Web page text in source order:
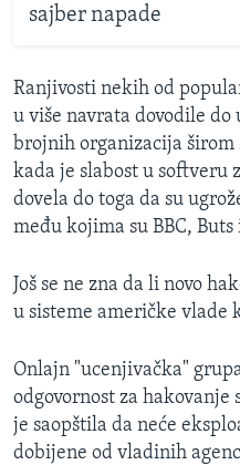
sajber napade
Ranjivosti nekih od
u više navrata dovodile do
brojnih organizacija
kada je slabost u softveru
dovela do toga da su
među kojima su BBC,
Još se ne zna da li novo
u sisteme američke vlade
Onlajn "ucenjivačka"
odgovornost za
je saopštila da neće
dobijene od vladinih